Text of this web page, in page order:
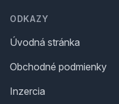
ODKAZY
Úvodná stránka
Obchodné podmienky
Inzercia